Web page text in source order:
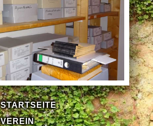
STARTSEITE
VEREIN